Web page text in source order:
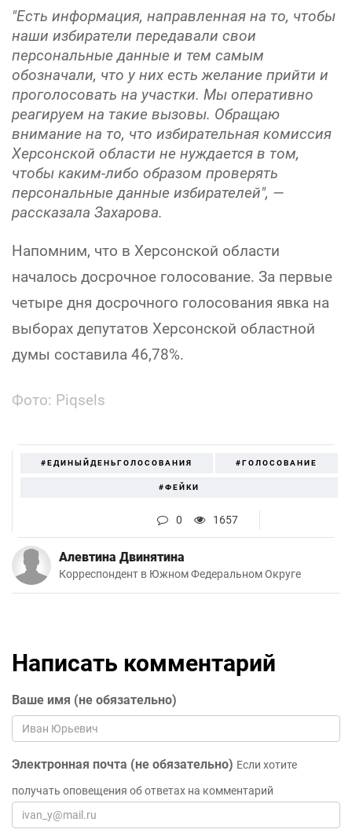
"Есть информация, направленная на то, чтобы
наши избиратели передавали свои
персональные данные и тем самым
обозначали, что у них есть желание прийти и
проголосовать на участки. Мы оперативно
реагируем на такие вызовы. Обращаю
внимание на то, что избирательная комиссия
Херсонской области не нуждается в том,
чтобы каким-либо образом проверять
персональные данные избирателей", —
рассказала Захарова.
Напомним, что в Херсонской области
началось досрочное голосование. За первые
четыре дня досрочного голосования явка на
выборах депутатов Херсонской областной
думы составила 46,78%.
Фото: Piqsels
#ЕДИНЫЙДЕНЬГОЛОСОВАНИЯ #ГОЛОСОВАНИЕ
#ФЕЙКИ
0 1657
Алевтина Двинятина
Корреспондент в Южном Федеральном Округе
Написать комментарий
Ваше имя (не обязательно)
Электронная почта (не обязательно) Если хотите
получать оповещения об ответах на комментарий